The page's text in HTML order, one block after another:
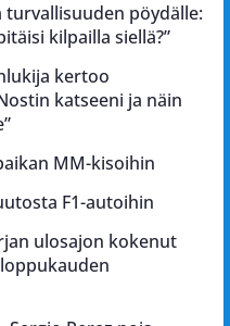
turvallisuuden pöydälle:
kilpailla siellä?”
kertoo
katseeni ja näin
MM-kisoihin
F1-autoihin
ulosajon kokenut